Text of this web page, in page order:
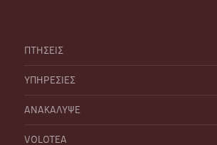
ΠΤΗΣΕΙΣ
ΥΠΗΡΕΣΙΕΣ
ΑΝΑΚΑΛΥΨΕ
VOLOTEA